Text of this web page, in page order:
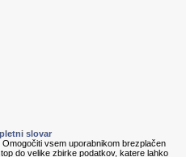
slovar
Omogočiti vsem uporabnikom brezplačen
do velike zbirke podatkov, katere lahko